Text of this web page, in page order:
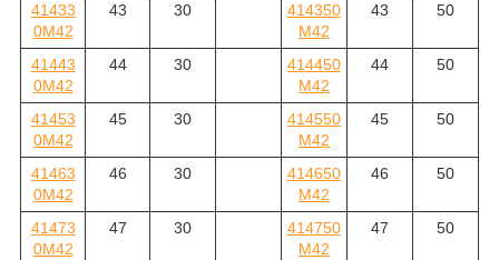
41433
0M42
43 30
414350
M42
43 50
41443
0M42
44 30
414450
M42
44 50
41453
0M42
45 30
414550
M42
45 50
41463
0M42
46 30
414650
M42
46 50
41473
0M42
47 30
414750
M42
47 50